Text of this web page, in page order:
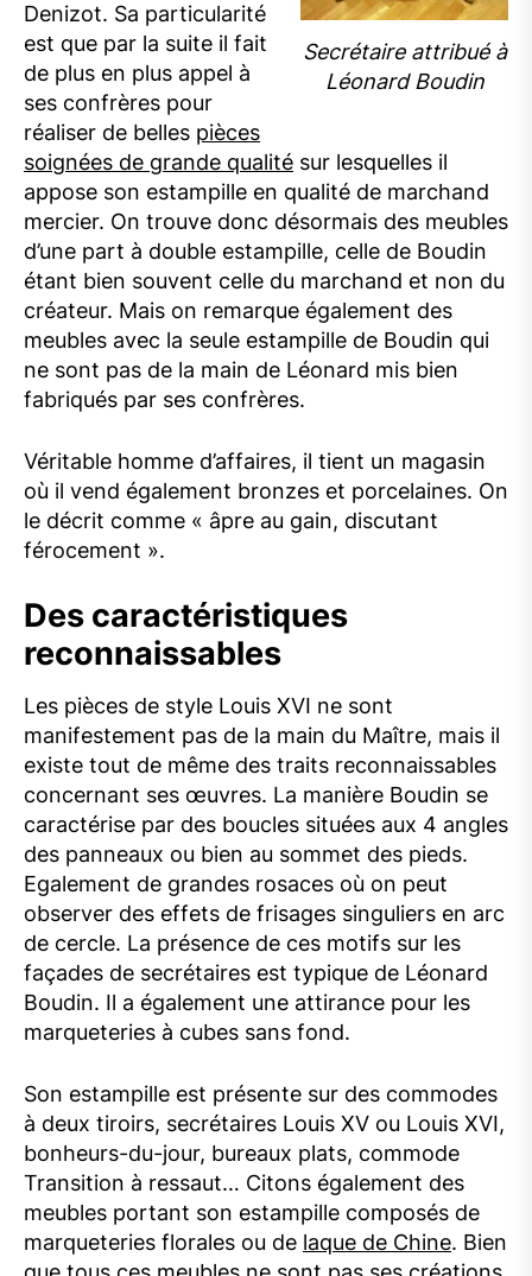
Secrétaire attribué à
Léonard Boudin
Denizot. Sa particularité
est que par la suite il fait
de plus en plus appel à
ses confrères pour
réaliser de belles pièces
soignées de grande qualité sur lesquelles il
appose son estampille en qualité de marchand
mercier. On trouve donc désormais des meubles
d’une part à double estampille, celle de Boudin
étant bien souvent celle du marchand et non du
créateur. Mais on remarque également des
meubles avec la seule estampille de Boudin qui
ne sont pas de la main de Léonard mis bien
fabriqués par ses confrères.
Véritable homme d’affaires, il tient un magasin
où il vend également bronzes et porcelaines. On
le décrit comme « âpre au gain, discutant
férocement ».
Des caractéristiques
reconnaissables
Les pièces de style Louis XVI ne sont
manifestement pas de la main du Maître, mais il
existe tout de même des traits reconnaissables
concernant ses œuvres. La manière Boudin se
caractérise par des boucles situées aux 4 angles
des panneaux ou bien au sommet des pieds.
Egalement de grandes rosaces où on peut
observer des effets de frisages singuliers en arc
de cercle. La présence de ces motifs sur les
façades de secrétaires est typique de Léonard
Boudin. Il a également une attirance pour les
marqueteries à cubes sans fond.
Son estampille est présente sur des commodes
à deux tiroirs, secrétaires Louis XV ou Louis XVI,
bonheurs-du-jour, bureaux plats, commode
Transition à ressaut… Citons également des
meubles portant son estampille composés de
marqueteries florales ou de laque de Chine. Bien